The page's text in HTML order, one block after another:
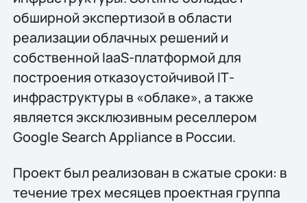
обширной экспертизой в области
реализации облачных решений и
собственной IaaS-платформой для
построения отказоустойчивой IТ-
инфраструктуры в «облаке», а также
является эксклюзивным реселлером
Google Search Appliance в России.
Проект был реализован в сжатые сроки: в
течение трех месяцев проектная группа